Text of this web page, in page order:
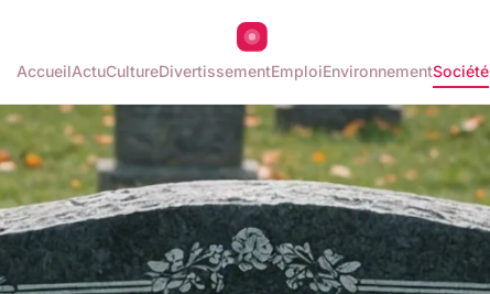
AccueilActuCultureDivertissementEmploiEnvironnementSociété